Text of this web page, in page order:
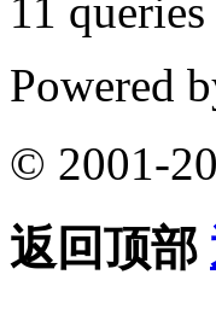
11 queries
Powered
© 2001-
返回顶部